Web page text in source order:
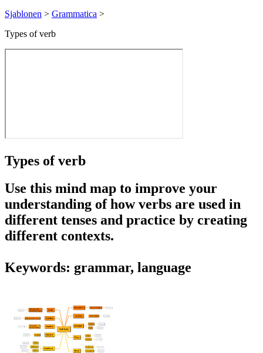
Sjablonen > Grammatica >
Types of verb
Types of verb
Use this mind map to improve your
understanding of how verbs are used in
different tenses and practice by creating
different contexts.
Keywords: grammar, language